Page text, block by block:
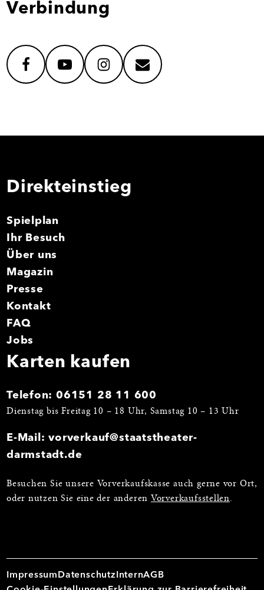
Verbindung
facebookyoutubeinstagrammail
Direkteinstieg
Spielplan
Ihr Besuch
Über uns
Magazin
Presse
Kontakt
FAQ
Jobs
Karten kaufen
Telefon:06151 28 11 600
Dienstag bis Freitag 10 – 18 Uhr, Samstag 10 – 13 Uhr
E-Mail:vorverkauf@staatstheater-
darmstadt.de
Besuchen Sie unsere Vorverkaufskasse auch gerne vor Ort,
oder nutzen Sie eine der anderen Vorverkaufsstellen.
Impressum Datenschutz InternAGB